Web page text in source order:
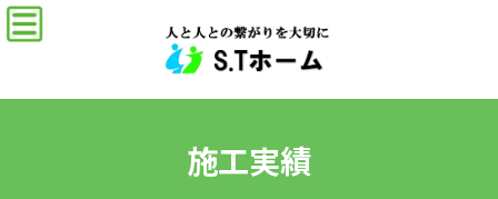
コ
ン
ツ
ナ
ビ
シ
施工実績